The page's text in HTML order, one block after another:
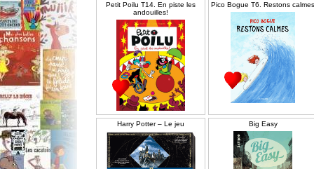
Petit Poilu T14. En piste les
andouilles!
Pico Bogue T6. Restons calmes
Harry Potter – Le jeu Big Easy